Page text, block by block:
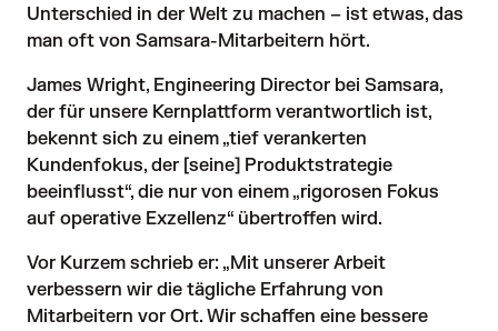
Unterschied in der Welt zu machen – ist etwas, das
man oft von Samsara-Mitarbeitern hört.
James Wright, Engineering Director bei Samsara,
der für unsere Kernplattform verantwortlich ist,
bekennt sich zu einem „tief verankerten
Kundenfokus, der [seine] Produktstrategie
beeinflusst“, die nur von einem „rigorosen Fokus
auf operative Exzellenz“ übertroffen wird.
Vor Kurzem schrieb er: „Mit unserer Arbeit
verbessern wir die tägliche Erfahrung von
Mitarbeitern vor Ort. Wir schaffen eine bessere